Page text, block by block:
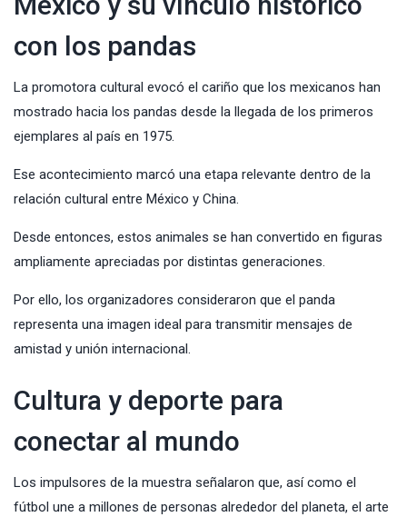
con los pandas
La promotora cultural evocó el cariño que los mexicanos han
mostrado hacia los pandas desde la llegada de los primeros
ejemplares al país en 1975.
Ese acontecimiento marcó una etapa relevante dentro de la
relación cultural entre México y China.
Desde entonces, estos animales se han convertido en figuras
ampliamente apreciadas por distintas generaciones.
Por ello, los organizadores consideraron que el panda
representa una imagen ideal para transmitir mensajes de
amistad y unión internacional.
Cultura y deporte para
conectar al mundo
Los impulsores de la muestra señalaron que, así como el
fútbol une a millones de personas alrededor del planeta, el arte